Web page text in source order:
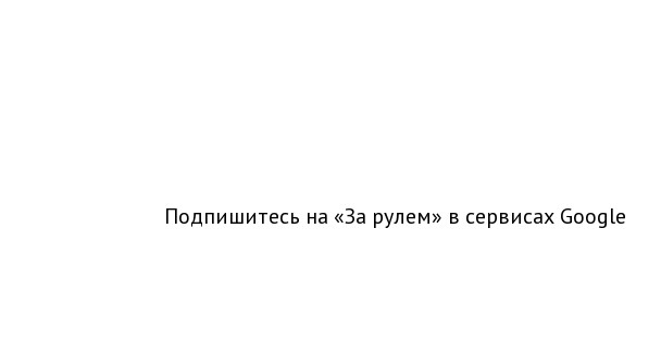
Подпишитесь на «За рулем» в сервисах Google